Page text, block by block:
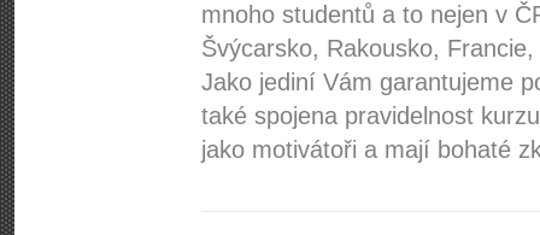
mnoho studentů a to nejen v
Švýcarsko, Rakousko, Francie,
Jako jediní Vám garantujeme
také spojena pravidelnost
jako motivátoři a mají bohaté